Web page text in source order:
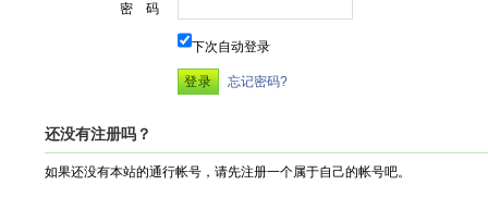
密 码
下次自动登录
忘记密码?
还没有注册吗？
如果还没有本站的通行帐号，请先注册一个属于自己的帐号吧。